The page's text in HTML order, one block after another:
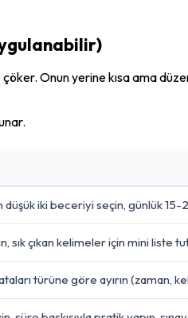
çöker. Onun yerine kısa ama
düşük iki beceriyi seçin, günlük 15-
sık çıkan kelimeler için mini liste
türüne göre ayırın (zaman,